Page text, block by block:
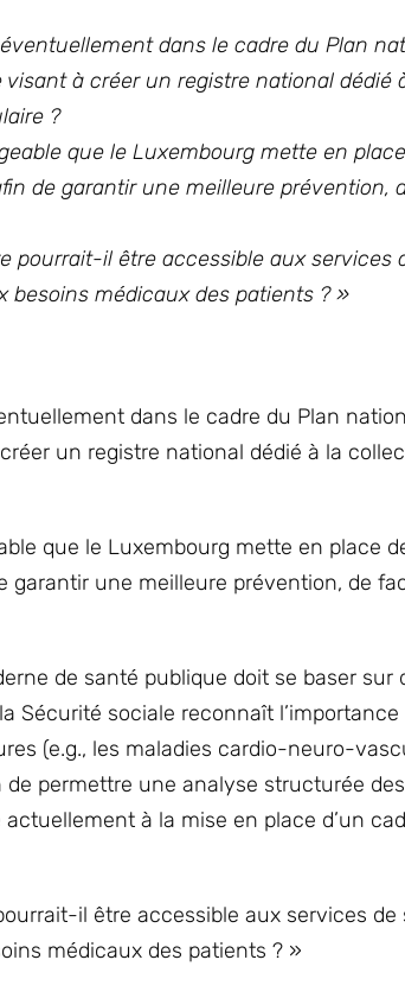
dans le cadre du Plan
à créer un registre national dédié
?
que le Luxembourg mette en
de garantir une meilleure prévention,
pourrait-il être accessible aux
besoins médicaux des patients ? »
dans le cadre du Plan
un registre national dédié à la
que le Luxembourg mette en place
garantir une meilleure prévention, de
de santé publique doit se baser
Sécurité sociale reconnaît
(e.g., les maladies cardio-neuro-
de permettre une analyse structurée
à la mise en place d’un
il être accessible aux services
médicaux des patients ? »